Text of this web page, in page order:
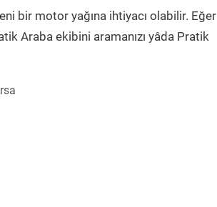
bir motor yağına ihtiyacı olabilir. Eğer
Araba ekibini aramanızı yâda Pratik